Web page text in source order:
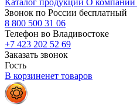
Каталог продукции О компании
Звонок по России бесплатный
8 800 500 31 06
Телефон во Владивостоке
+7 423 202 52 69
Заказать звонок
Гость
В корзиненет товаров